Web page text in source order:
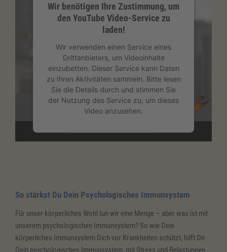
Wir benötigen Ihre Zustimmung, um
den YouTube Video-Service zu
laden!
Wir verwenden einen Service eines
Drittanbieters, um Videoinhalte
einzubetten. Dieser Service kann Daten
zu Ihren Aktivitäten sammeln. Bitte lesen
Sie die Details durch und stimmen Sie
der Nutzung des Service zu, um dieses
Video anzusehen.
Mehr Informationen
Management Platform& eRecht24
So stärkst Du Dein Psychologisches Immunsystem
Für unser körperliches Wohl tun wir eine Menge – aber was ist mit
unserem psychologischen Immunsystem? So wie Dein
körperliches Immunsystem Dich vor Krankheiten schützt, hilft Dir
Dein psychologisches Immunsystem, mit Stress und Belastungen